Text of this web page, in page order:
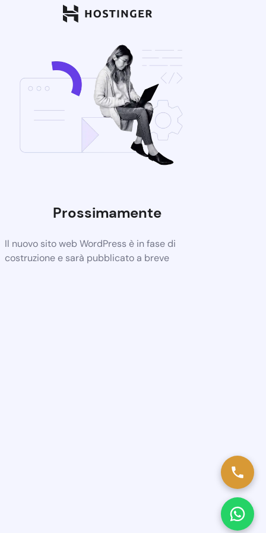
Prossimamente
Il nuovo sito web WordPress è in fase di
costruzione e sarà pubblicato a breve